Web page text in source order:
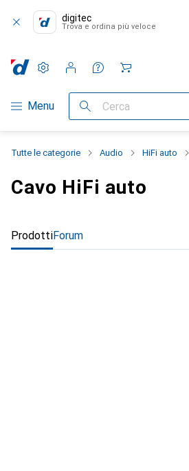
digitec
Trova e ordina più veloce
Categoria Navigazione
Menu Cerca
Impostazioni
Conto cliente
Liste di confronto
Liste dei desideri
Carrello
Tutte le categorie Audio HiFi auto
Cavo HiFi auto
ProdottiForum